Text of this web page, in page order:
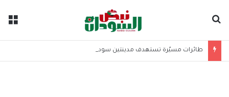
طائرات مسيّرة تستهدف مدينتين سودانيتين